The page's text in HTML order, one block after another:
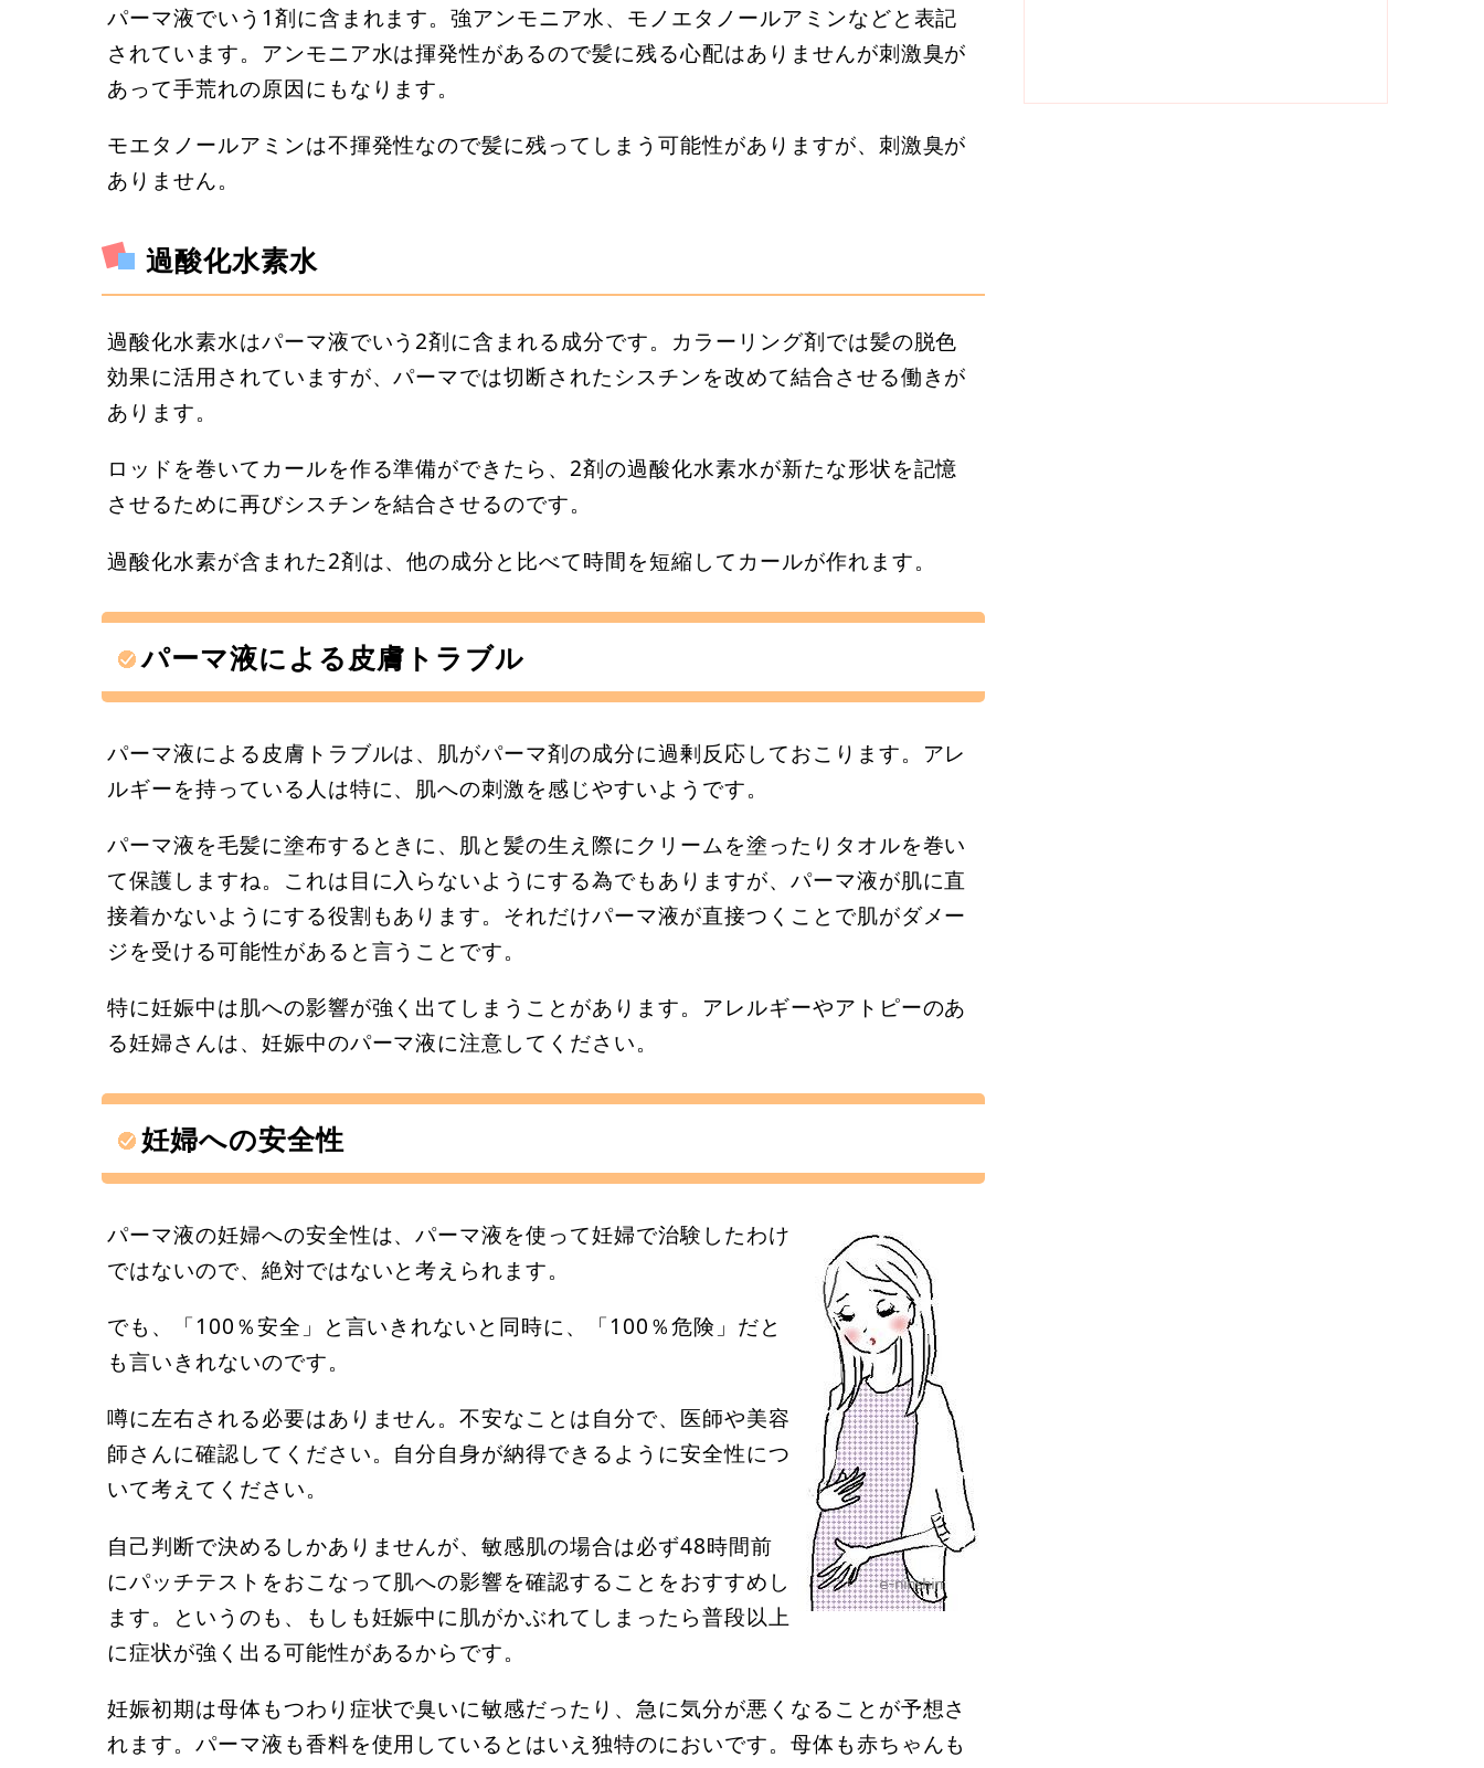
パーマ液でいう1剤に含まれます。強アンモニア水、モノエタノールアミンなどと表記
されています。アンモニア水は揮発性があるので髪に残る心配はありませんが刺激臭が
あって手荒れの原因にもなります。
モエタノールアミンは不揮発性なので髪に残ってしまう可能性がありますが、刺激臭が
ありません。
過酸化水素水
過酸化水素水はパーマ液でいう2剤に含まれる成分です。カラーリング剤では髪の脱色
効果に活用されていますが、パーマでは切断されたシスチンを改めて結合させる働きが
あります。
ロッドを巻いてカールを作る準備ができたら、2剤の過酸化水素水が新たな形状を記憶
させるために再びシスチンを結合させるのです。
過酸化水素が含まれた2剤は、他の成分と比べて時間を短縮してカールが作れます。
パーマ液による皮膚トラブル
パーマ液による皮膚トラブルは、肌がパーマ剤の成分に過剰反応しておこります。アレ
ルギーを持っている人は特に、肌への刺激を感じやすいようです。
パーマ液を毛髪に塗布するときに、肌と髪の生え際にクリームを塗ったりタオルを巻い
て保護しますね。これは目に入らないようにする為でもありますが、パーマ液が肌に直
接着かないようにする役割もあります。それだけパーマ液が直接つくことで肌がダメー
ジを受ける可能性があると言うことです。
特に妊娠中は肌への影響が強く出てしまうことがあります。アレルギーやアトピーのあ
る妊婦さんは、妊娠中のパーマ液に注意してください。
妊婦への安全性
パーマ液の妊婦への安全性は、パーマ液を使って妊婦で治験したわけ
ではないので、絶対ではないと考えられます。
でも、「100％安全」と言いきれないと同時に、「100％危険」だと
も言いきれないのです。
噂に左右される必要はありません。不安なことは自分で、医師や美容
師さんに確認してください。自分自身が納得できるように安全性につ
いて考えてください。
自己判断で決めるしかありませんが、敏感肌の場合は必ず48時間前
にパッチテストをおこなって肌への影響を確認することをおすすめし
ます。というのも、もしも妊娠中に肌がかぶれてしまったら普段以上
に症状が強く出る可能性があるからです。
妊娠初期は母体もつわり症状で臭いに敏感だったり、急に気分が悪くなることが予想さ
れます。パーマ液も香料を使用しているとはいえ独特のにおいです。母体も赤ちゃんも